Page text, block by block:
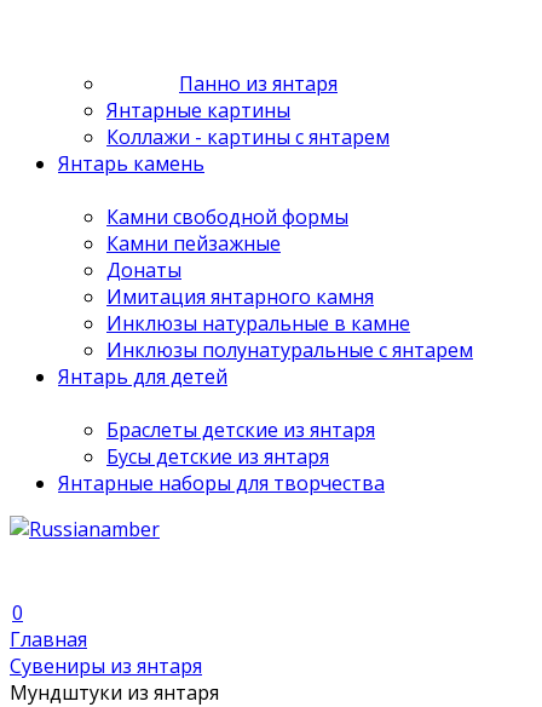
Панно из янтаря
Янтарные картины
Коллажи - картины с янтарем
Янтарь камень
Камни свободной формы
Камни пейзажные
Донаты
Имитация янтарного камня
Инклюзы натуральные в камне
Инклюзы полунатуральные с янтарем
Янтарь для детей
Браслеты детские из янтаря
Бусы детские из янтаря
Янтарные наборы для творчества
0
Главная
Сувениры из янтаря
Мундштуки из янтаря